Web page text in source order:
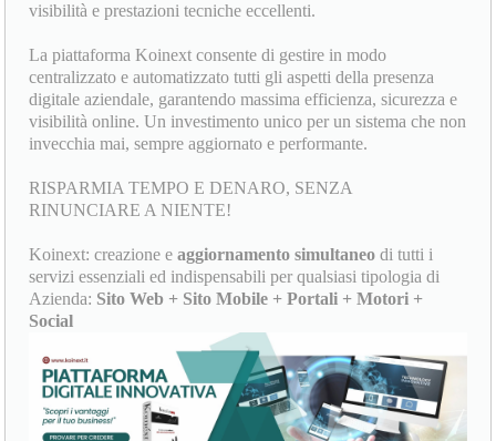
visibilità e prestazioni tecniche eccellenti.
La piattaforma Koinext consente di gestire in modo
centralizzato e automatizzato tutti gli aspetti della presenza
digitale aziendale, garantendo massima efficienza, sicurezza e
visibilità online. Un investimento unico per un sistema che non
invecchia mai, sempre aggiornato e performante.
RISPARMIA TEMPO E DENARO, SENZA
RINUNCIARE A NIENTE!
Koinext: creazione eaggiornamento simultaneo di tutti i
servizi essenziali ed indispensabili per qualsiasi tipologia di
Azienda: Sito Web + Sito Mobile + Portali + Motori +
Social